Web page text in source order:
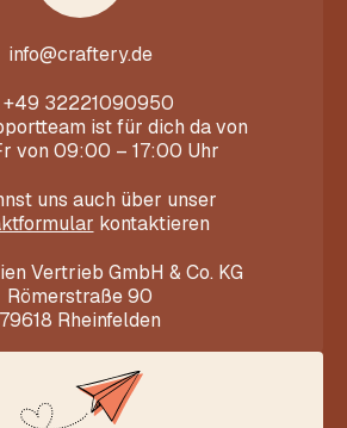
info@craftery.de
+49 32221090950
ist für dich da von
von 09:00 – 17:00 Uhr
uns auch über unser
kontaktieren
Vertrieb GmbH & Co. KG
Römerstraße 90
79618 Rheinfelden